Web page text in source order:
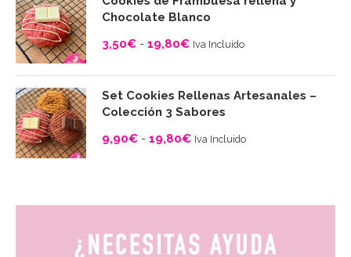
desde
3,50€
hasta
Chocolate Blanco
3,50€ - 19,80€
Rango
precios:
desde
3,50€
hasta
Iva Incluido
Set Cookies Rellenas Artesanales –
Colección 3 Sabores
9,90€ - 19,80€
Rango
Iva Incluido